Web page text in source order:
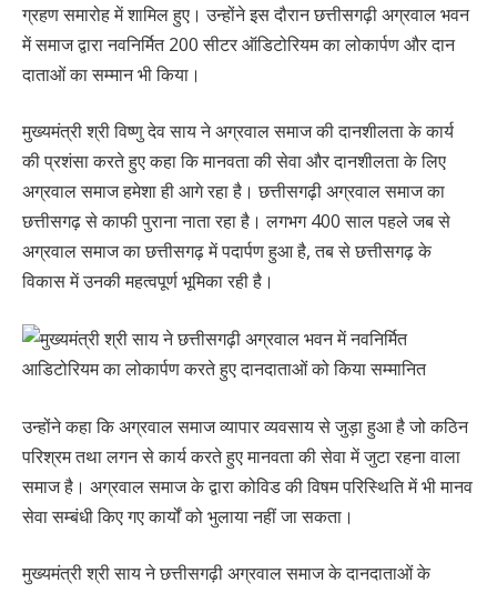
ग्रहण समारोह में शामिल हुए। उन्होंने इस दौरान छत्तीसगढ़ी अग्रवाल भवन
में समाज द्वारा नवनिर्मित 200 सीटर ऑडिटोरियम का लोकार्पण और दान
दाताओं का सम्मान भी किया।
मुख्यमंत्री श्री विष्णु देव साय ने अग्रवाल समाज की दानशीलता के कार्य
की प्रशंसा करते हुए कहा कि मानवता की सेवा और दानशीलता के लिए
अग्रवाल समाज हमेशा ही आगे रहा है। छत्तीसगढ़ी अग्रवाल समाज का
छत्तीसगढ़ से काफी पुराना नाता रहा है। लगभग 400 साल पहले जब से
अग्रवाल समाज का छत्तीसगढ़ में पदार्पण हुआ है, तब से छत्तीसगढ़ के
विकास में उनकी महत्वपूर्ण भूमिका रही है।
उन्होंने कहा कि अग्रवाल समाज व्यापार व्यवसाय से जुड़ा हुआ है जो कठिन
परिश्रम तथा लगन से कार्य करते हुए मानवता की सेवा में जुटा रहना वाला
समाज है। अग्रवाल समाज के द्वारा कोविड की विषम परिस्थिति में भी मानव
सेवा सम्बंधी किए गए कार्यों को भुलाया नहीं जा सकता।
मुख्यमंत्री श्री साय ने छत्तीसगढ़ी अग्रवाल समाज के दानदाताओं के